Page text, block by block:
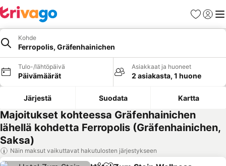
Suosikit
Kohde
Ferropolis, Gräfenhainichen
Tulo-/lähtöpäivä
Päivämäärät
Asiakkaat ja huoneet
2 asiakasta, 1 huone
Järjestä Suodata Kartta
Majoitukset kohteessa Gräfenhainichen
lähellä kohdetta Ferropolis (Gräfenhainichen,
Saksa)
Näin maksut vaikuttavat hakutulosten järjestykseen